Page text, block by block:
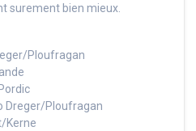
surement bien mieux.
Ploufragan
Dreger/Ploufragan
Kerne